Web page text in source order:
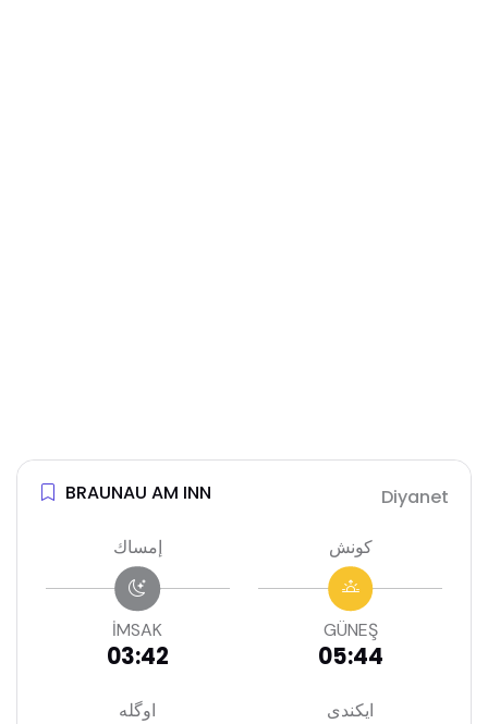
BRAUNAU AM INN Diyanet
إمساك
İMSAK
03:42
كونش
GÜNEŞ
05:44
اوگله ايكندى